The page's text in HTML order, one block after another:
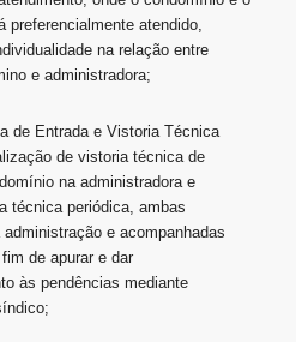
preferencialmente atendido,
na relação entre
e administradora;
de Entrada e Vistoria Técnica
de vistoria técnica de
na administradora e
técnica periódica, ambas
e acompanhadas
de apurar e dar
às pendências mediante